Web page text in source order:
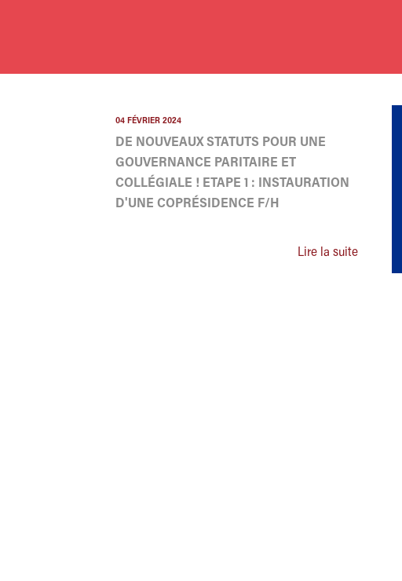
04 FÉVRIER 2024
DE NOUVEAUX STATUTS POUR UNE
GOUVERNANCE PARITAIRE ET
COLLÉGIALE ! ETAPE 1 : INSTAURATION
D'UNE COPRÉSIDENCE F/H
Lire la suite